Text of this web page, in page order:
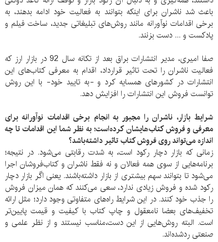
باعث شد ناشران برای اینکه بتوانند به فعالیت خود ادامه بدهند، به
برخی اقدامات نوآورانه مانند روش‌های تبلیغاتی جدید، ساخت فیلم و
پادکست و ... دست بزنند.
صفا امیری، مدیر انتشارات براق بعد از تکانه سال 92 در بازار ارز که
فعالیت ناشران را تحت تاثیر قرارداد، اقدام به معرفی کتاب‌های این
انتشارات در کشورهای همسایه کرد و -به تایید خود- با این روش
توانست فروش این انتشارات را افزایش دهد.
شرایط بازار، ناشران را مجبور به انجام برخی اقدامات نوآورانه برای
معرفی و فروش کتاب‌هایشان کرده‌است؛ به نظر شما این اقدامات تا چه
اندازه‌ می‌تواند روی فروش کتاب تاثیر داشته‌باشد؟
زمانی که بازار دچار رکود است، به شدت رقابتی می‌شود. در نتیجه؛
برنامه‌هایی از سوی همه فعالان و نه فقط ناشران و کتاب‌فروشان اجرا
می‌شود تا بتوانند سهم بیشتری از بازار داشته‌باشند. یعنی اگر بازار دچار
رکود شده و فروش زیادی ندارد، سعی می‌کنند که همان میزان فروش
را جذب خود کنند. در این شرایط راه‌های متفاوتی وجود دارد؛ مثل ارائه
تخفیف‌های بعضا نامعقول و چاپ کتاب با کیفیت و قیمت پایین‌تر
است. البته روش‌هایی از این دست،مناسب نیستند و از نظر علمی و
صنعتی ردشده‌اند.